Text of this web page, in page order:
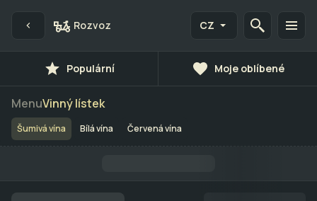
Rozvoz CZ
Populární Moje oblíbené
MenuVinný lístek
Šumivá vína Bílá vína Červená vína